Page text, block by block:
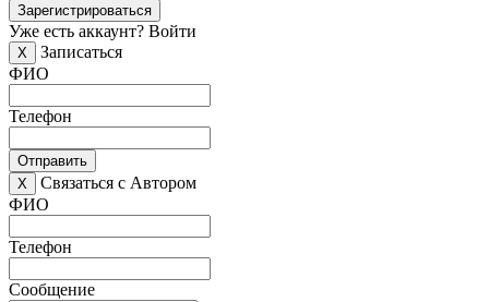
Зарегистрироваться
Уже есть аккаунт? Войти
X
Записаться
ФИО
Телефон
Отправить
X
Связаться с Автором
ФИО
Телефон
Сообщение